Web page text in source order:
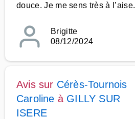
douce. Je me sens très à l’aise.
Brigitte
08/12/2024
Avis sur Cérès-Tournois
Caroline à GILLY SUR
ISERE